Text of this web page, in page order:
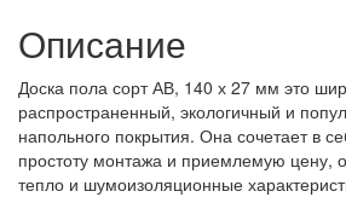
Описание
Доска пола сорт АВ, 140 х 27 мм это
распространенный, экологичный и
напольного покрытия. Она сочетает в
простоту монтажа и приемлемую цену,
тепло и шумоизоляционные